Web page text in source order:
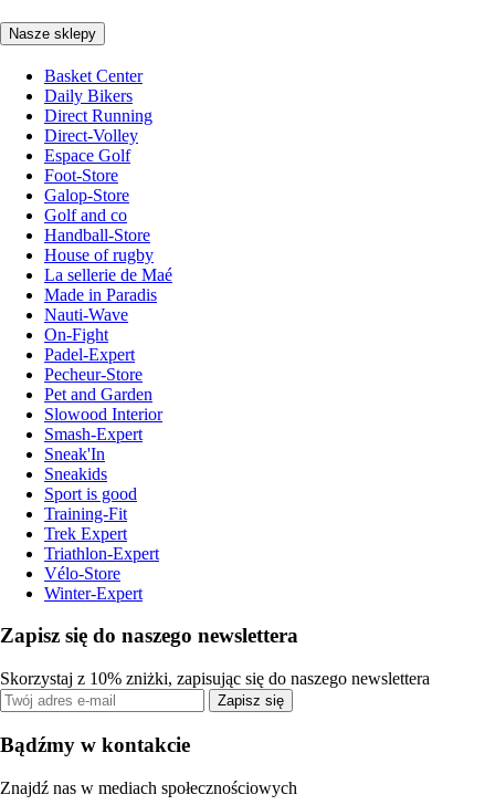
Nasze sklepy
Basket Center
Daily Bikers
Direct Running
Direct-Volley
Espace Golf
Foot-Store
Galop-Store
Golf and co
Handball-Store
House of rugby
La sellerie de Maé
Made in Paradis
Nauti-Wave
On-Fight
Padel-Expert
Pecheur-Store
Pet and Garden
Slowood Interior
Smash-Expert
Sneak'In
Sneakids
Sport is good
Training-Fit
Trek Expert
Triathlon-Expert
Vélo-Store
Winter-Expert
Zapisz się do naszego newslettera
Skorzystaj z 10% zniżki, zapisując się do naszego newslettera
Zapisz się
Bądźmy w kontakcie
Znajdź nas w mediach społecznościowych